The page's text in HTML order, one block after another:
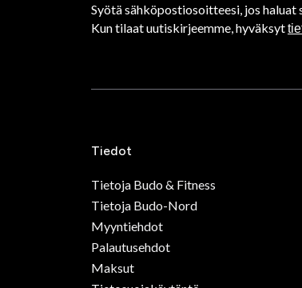
Syötä sähköpostiosoitteesi, jos haluat
Kun tilaat uutiskirjeemme, hyväksyt
Tiedot
Tietoja Budo & Fitness
Tietoja Budo-Nord
Myyntiehdot
Palautusehdot
Maksut